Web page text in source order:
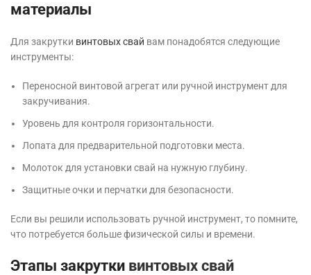
материалы
Для закрутки винтовых свай вам понадобятся следующие
инструменты:
Переносной винтовой агрегат или ручной инструмент для
закручивания.
Уровень для контроля горизонтальности.
Лопата для предварительной подготовки места.
Молоток для установки свай на нужную глубину.
Защитные очки и перчатки для безопасности.
Если вы решили использовать ручной инструмент, то помните,
что потребуется больше физической силы и времени.
Этапы закрутки винтовых свай